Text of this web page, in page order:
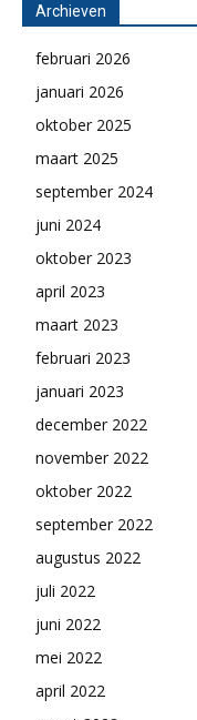
Archieven
februari 2026
januari 2026
oktober 2025
maart 2025
september 2024
juni 2024
oktober 2023
april 2023
maart 2023
februari 2023
januari 2023
december 2022
november 2022
oktober 2022
september 2022
augustus 2022
juli 2022
juni 2022
mei 2022
april 2022